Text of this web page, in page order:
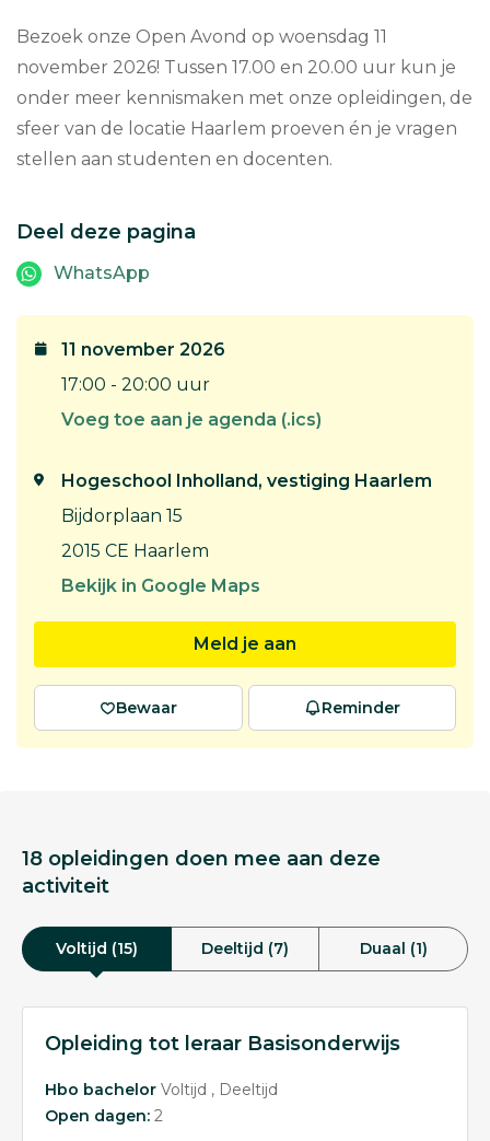
Bezoek onze Open Avond op woensdag 11
november 2026! Tussen 17.00 en 20.00 uur kun je
onder meer kennismaken met onze opleidingen, de
sfeer van de locatie Haarlem proeven én je vragen
stellen aan studenten en docenten.
Deel deze pagina
WhatsApp
11 november 2026
17:00 - 20:00 uur
Voeg toe aan je agenda (.ics)
Hogeschool Inholland, vestiging Haarlem
Bijdorplaan 15
2015 CE Haarlem
Bekijk in Google Maps
Meld je aan
Bewaar Reminder
18 opleidingen doen mee aan deze
activiteit
Voltijd (15) Deeltijd (7) Duaal (1)
Opleiding tot leraar Basisonderwijs
Hbo bachelor Voltijd
Deeltijd
Open dagen: 2